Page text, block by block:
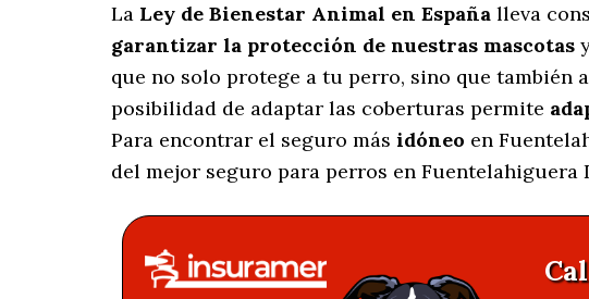
La Ley de Bienestar Animal en España lleva
garantizar la protección de nuestras mascotas
que no solo protege a tu perro, sino que también
posibilidad de adaptar las coberturas permite
Para encontrar el seguro más idóneo en
del mejor seguro para perros en Fuentelahiguera